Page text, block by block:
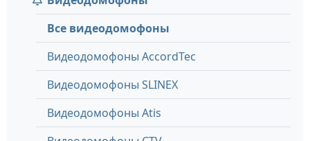
Все видеодомофоны
Видеодомофоны AccordTec
Видеодомофоны SLINEX
Видеодомофоны Atis